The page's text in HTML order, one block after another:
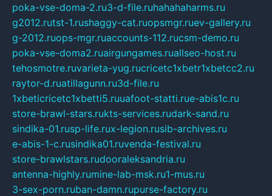
poka-vse-doma-2.ru3-d-file.ruhahahaharms.ru
g2012.rutst-1.rushaggy-cat.ruopsmgr.ruev-gallery.ru
g-2012.ruops-mgr.ruaccounts-112.rucsm-demo.ru
poka-vse-doma2.ruairgungames.ruallseo-host.ru
tehosmotre.ruvarieta-yug.rucricetc1xbetr1xbetcc2.ru
raytor-d.ruatillagunn.ru3d-file.ru
1xbeticricetc1xbetti5.ruuafoot-statti.rue-abis1c.ru
store-brawl-stars.rukts-services.rudark-sand.ru
sindika-01.rusp-life.rux-legion.rusib-archives.ru
e-abis-1-c.rusindika01.ruvenda-festival.ru
store-brawlstars.rudooraleksandria.ru
antenna-highly.rumine-lab-msk.ru1-mus.ru
3-sex-porn.ruban-damn.rupurse-factory.ru